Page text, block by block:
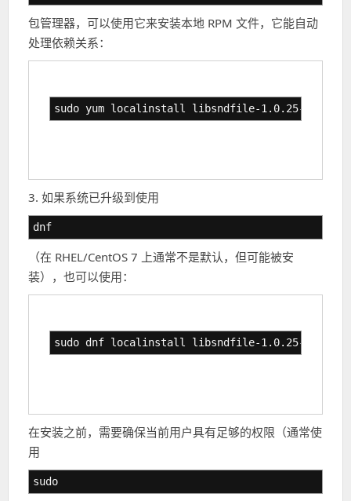
包管理器，可以使用它来安装本地 RPM 文件，它能自动
处理依赖关系：
sudo yum localinstall libsndfile-1.0.25-
3. 如果系统已升级到使用
dnf
（在 RHEL/CentOS 7 上通常不是默认，但可能被安
装），也可以使用：
sudo dnf localinstall libsndfile-1.0.25-
在安装之前，需要确保当前用户具有足够的权限（通常使
用
sudo